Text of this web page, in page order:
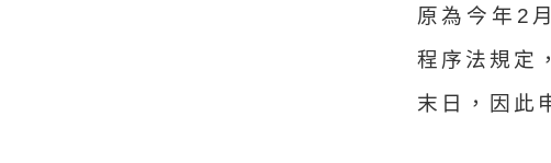
原為今年2
程序法規定
末日，因此